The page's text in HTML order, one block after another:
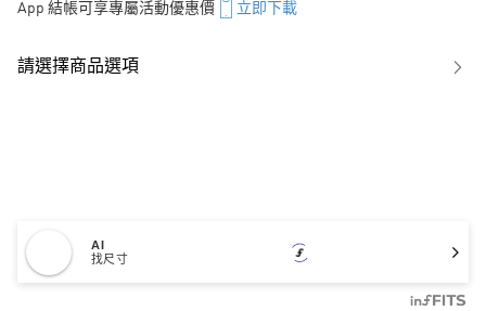
App 結帳可享專屬活動優惠價 立即下載
請選擇商品選項
AI
找尺寸